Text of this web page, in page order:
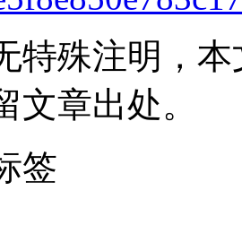
特殊注明，
文章出处。
签